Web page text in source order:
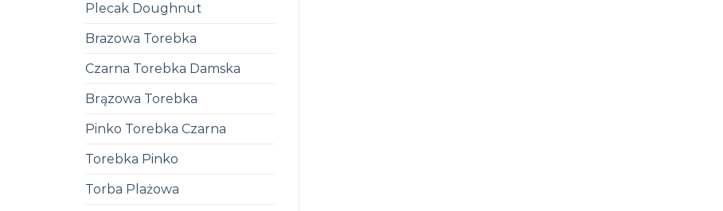
Plecak Doughnut
Brazowa Torebka
Czarna Torebka Damska
Brązowa Torebka
Pinko Torebka Czarna
Torebka Pinko
Torba Plażowa